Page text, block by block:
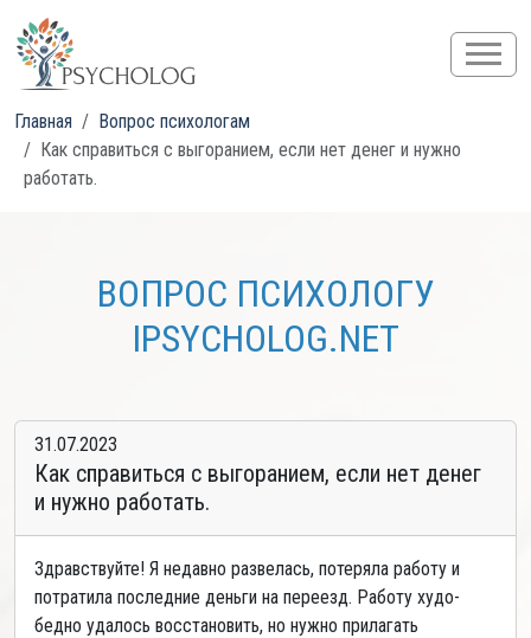
Главная
Вопрос психологам
Как справиться с выгоранием, если нет денег и нужно
работать.
ВОПРОС ПСИХОЛОГУ
IPSYCHOLOG.NET
31.07.2023
Как справиться с выгоранием, если нет денег
и нужно работать.
Здравствуйте! Я недавно развелась, потеряла работу и
потратила последние деньги на переезд. Работу худо-
бедно удалось восстановить, но нужно прилагать